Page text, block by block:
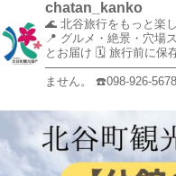
chatan_kanko
🌊 北谷旅行をもっと楽
📍 グルメ・絶景・穴場
とお届け 🗓️ 旅行前に保
ません。
☎️098-926-5678